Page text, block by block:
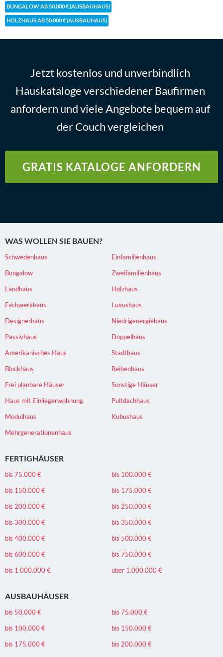
BUNGALOW AB 50.000 € (AUSBAUHAUS)
HOLZHAUS AB 50.000 € (AUSBAUHAUS)
Jetzt kostenlos und unverbindlich
Hauskataloge verschiedener Baufirmen
anfordern und viele Angebote bequem auf
der Couch vergleichen
GRATIS KATALOGE ANFORDERN
WAS WOLLEN SIE BAUEN?
Schwedenhaus
Einfamilienhaus
Bungalow
Zweifamilienhaus
Landhaus
Holzhaus
Fachwerkhaus
Luxushaus
Designerhaus
Niedrigenergiehaus
Passivhaus
Doppelhaus
Amerikanisches Haus
Stadthaus
Blockhaus
Reihenhaus
Frei planbare Häuser
Sonstige Häuser
Haus mit Einliegerwohnung
Pultdachhaus
Modulhaus
Kubushaus
Mehrgenerationenhaus
FERTIGHÄUSER
bis 75.000 €
bis 100.000 €
bis 150.000 €
bis 175.000 €
bis 200.000 €
bis 250.000 €
bis 300.000 €
bis 350.000 €
bis 400.000 €
bis 500.000 €
bis 600.000 €
bis 750.000 €
bis 1.000.000 €
über 1.000.000 €
AUSBAUHÄUSER
bis 50.000 €
bis 75.000 €
bis 100.000 €
bis 150.000 €
bis 175.000 €
bis 200.000 €